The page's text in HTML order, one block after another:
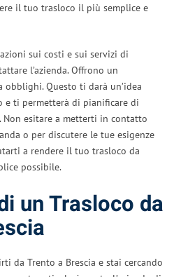
il tuo trasloco il più semplice e
sui costi e sui servizi di
l’azienda. Offrono un
Questo ti darà un’idea
e ti permetterà di pianificare di
esitare a metterti in contatto
o per discutere le tue esigenze
a rendere il tuo trasloco da
possibile.
un Trasloco da
da Trento a Brescia e stai cercando